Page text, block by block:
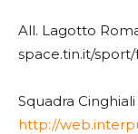
All. Lagotto
space.tin.it/
Squadra
http://